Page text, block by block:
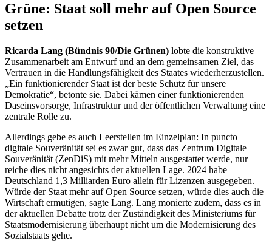
Grüne: Staat soll mehr auf Open Source
setzen
Ricarda Lang (Bündnis 90/Die Grünen) lobte die konstruktive
Zusammenarbeit am Entwurf und an dem gemeinsamen Ziel, das
Vertrauen in die Handlungsfähigkeit des Staates wiederherzustellen.
„Ein funktionierender Staat ist der beste Schutz für unsere
Demokratie“, betonte sie. Dabei kämen einer funktionierenden
Daseinsvorsorge, Infrastruktur und der öffentlichen Verwaltung eine
zentrale Rolle zu.
Allerdings gebe es auch Leerstellen im Einzelplan: In puncto
digitale Souveränität sei es zwar gut, dass das Zentrum Digitale
Souveränität (ZenDiS) mit mehr Mitteln ausgestattet werde, nur
reiche dies nicht angesichts der aktuellen Lage. 2024 habe
Deutschland 1,3 Milliarden Euro allein für Lizenzen ausgegeben.
Würde der Staat mehr aufOpen Source setzen, würde dies auch die
Wirtschaft ermutigen, sagte Lang. Lang monierte zudem, dass es in
der aktuellen Debatte trotz der Zuständigkeit des Ministeriums für
Staatsmodernisierung überhaupt nicht um die Modernisierung des
Sozialstaats gehe.